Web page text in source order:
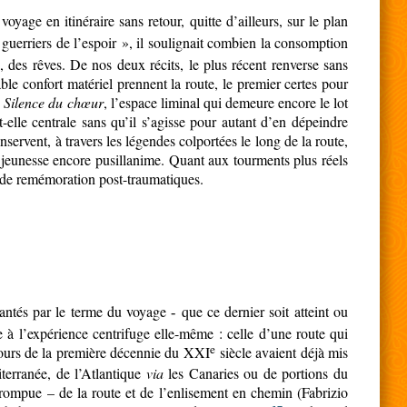
en itinéraire sans retour, quitte d’ailleurs, sur le plan
de l’espoir », il soulignait combien la consomption
des rêves. De nos deux récits, le plus récent renverse sans
confort matériel prennent la route, le premier certes pour
Silence du chœur, l’espace liminal qui demeure encore le lot
centrale sans qu’il s’agisse pour autant d’en dépeindre
à travers les légendes colportées le long de la route,
encore pusillanime. Quant aux tourments plus réels
remémoration post-traumatiques.
par le terme du voyage- que ce dernier soit atteint ou
l’expérience centrifuge elle-même : celle d’une route qui
de la première décennie du XXIesiècle avaient déjà mis
de l’Atlantique viales Canaries ou de portions du
– de la route et de l’enlisement en chemin (Fabrizio